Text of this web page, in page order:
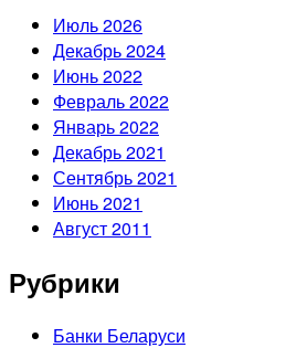
Июль 2026
Декабрь 2024
Июнь 2022
Февраль 2022
Январь 2022
Декабрь 2021
Сентябрь 2021
Июнь 2021
Август 2011
Рубрики
Банки Беларуси